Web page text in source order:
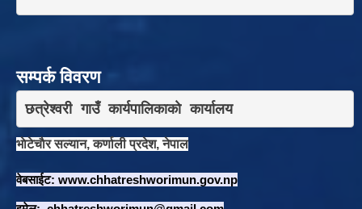
सम्पर्क विवरण
छत्रेश्वरी गाउँ कार्यपालिकाकाे कार्यालय
भाेटेचाैर सल्यान, कर्णाली प्रदेश, नेपाल
वेबसाईट: www.chhatreshworimun.gov.np